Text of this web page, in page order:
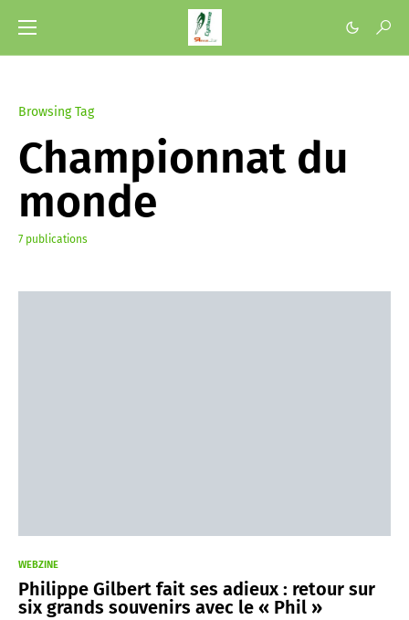
Browsing Tag
Championnat du
monde
7 publications
WEBZINE
Philippe Gilbert fait ses adieux : retour sur
six grands souvenirs avec le « Phil »